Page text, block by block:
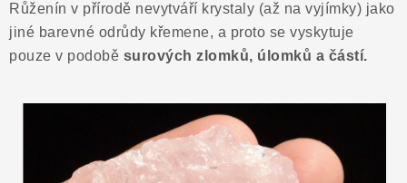
Růženín v přírodě nevytváří krystaly (až na vyjímky) jako
jiné barevné odrůdy křemene, a proto se vyskytuje
pouze v podobě surových zlomků, úlomků a částí.